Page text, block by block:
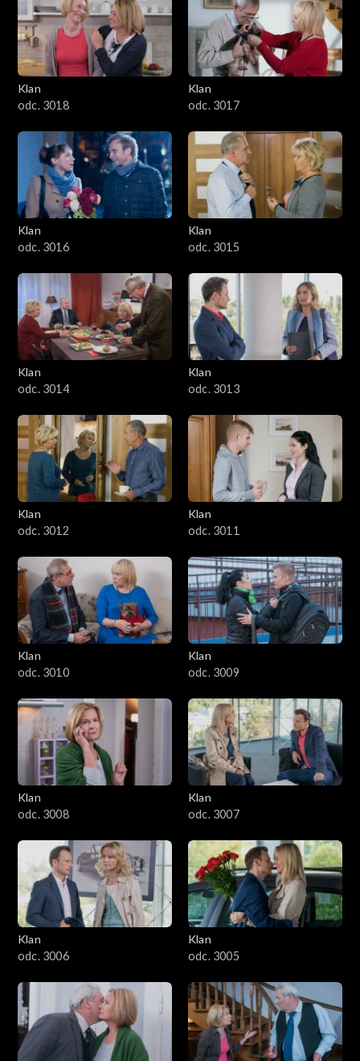
Klan
odc. 3018
Klan
odc. 3017
Klan
odc. 3016
Klan
odc. 3015
Klan
odc. 3014
Klan
odc. 3013
Klan
odc. 3012
Klan
odc. 3011
Klan
odc. 3010
Klan
odc. 3009
Klan
odc. 3008
Klan
odc. 3007
Klan
odc. 3006
Klan
odc. 3005